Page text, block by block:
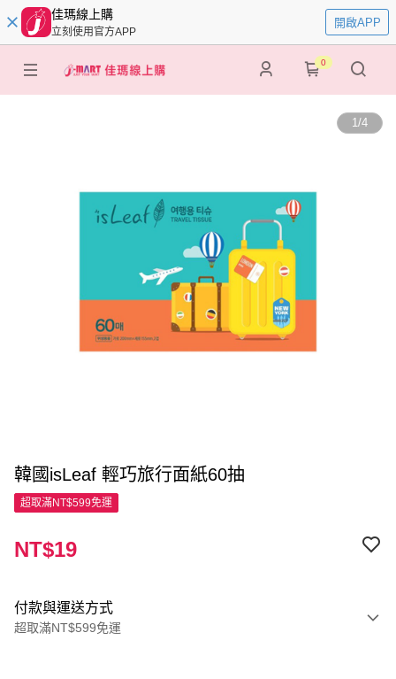
佳瑪線上購
立刻使用官方APP
開啟APP
0
1/4
韓國isLeaf 輕巧旅行面紙60抽
超取滿NT$599免運
NT$19
付款與運送方式
超取滿NT$599免運